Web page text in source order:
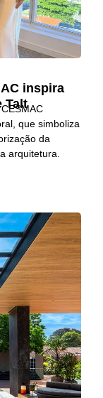
inspira
Talt
que simboliza
da
arquitetura.